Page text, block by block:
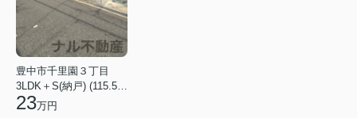
豊中市千里園３丁目
3LDK＋S(納戸) (115.57㎡)
23万円